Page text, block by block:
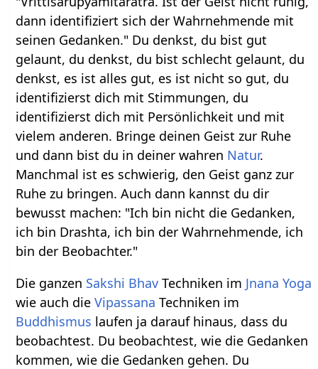
dann identifiziert sich der Wahrnehmende mit
seinen Gedanken." Du denkst, du bist gut
gelaunt, du denkst, du bist schlecht gelaunt, du
denkst, es ist alles gut, es ist nicht so gut, du
identifizierst dich mit Stimmungen, du
identifizierst dich mit Persönlichkeit und mit
vielem anderen. Bringe deinen Geist zur Ruhe
und dann bist du in deiner wahren Natur.
Manchmal ist es schwierig, den Geist ganz zur
Ruhe zu bringen. Auch dann kannst du dir
bewusst machen: "Ich bin nicht die Gedanken,
ich bin Drashta, ich bin der Wahrnehmende, ich
bin der Beobachter."
Die ganzen Sakshi Bhav Techniken im Jnana Yoga
wie auch dieVipassana Techniken im
Buddhismus laufen ja darauf hinaus, dass du
beobachtest. Du beobachtest, wie die Gedanken
kommen, wie die Gedanken gehen. Du